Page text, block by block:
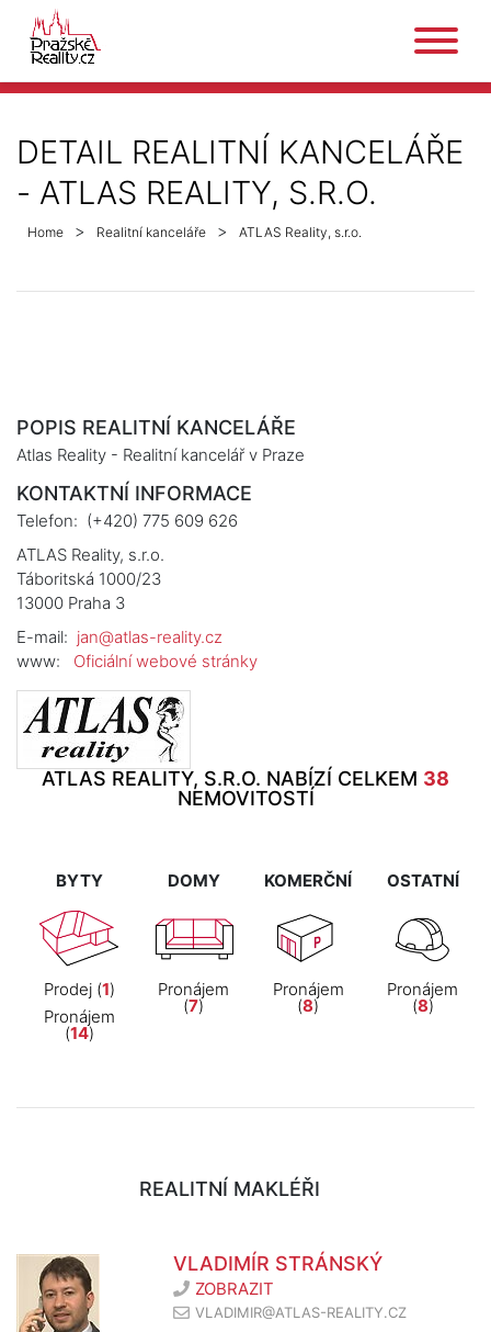
DETAIL REALITNÍ KANCELÁŘE
- ATLAS REALITY, S.R.O.
Home Realitní kanceláře ATLAS Reality, s.r.o.
POPIS REALITNÍ KANCELÁŘE
Atlas Reality - Realitní kancelář v Praze
KONTAKTNÍ INFORMACE
Telefon: (+420) 775 609 626
ATLAS Reality, s.r.o.
Táboritská 1000/23
13000 Praha 3
E-mail: jan@atlas-reality.cz
www:
Oficiální webové stránky
ATLAS REALITY, S.R.O. NABÍZÍ CELKEM 38
NEMOVITOSTÍ
BYTY
Prodej (1)
Pronájem
(14)
DOMY
Pronájem
(7)
KOMERČNÍ
Pronájem
(8)
OSTATNÍ
Pronájem
(8)
REALITNÍ MAKLÉŘI
VLADIMÍR STRÁNSKÝ
ZOBRAZIT
VLADIMIR@ATLAS-REALITY.CZ